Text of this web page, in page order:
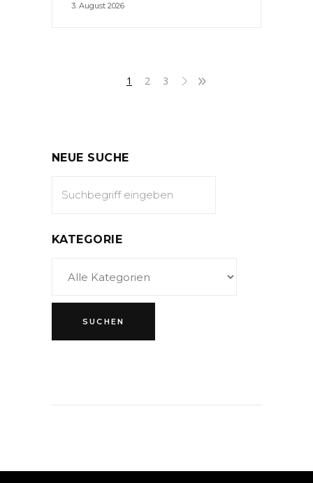
3. August 2026
1 2 3
NEUE SUCHE
KATEGORIE